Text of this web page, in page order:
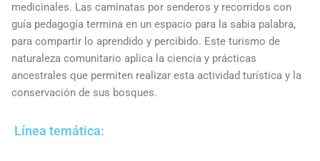
medicinales. Las caminatas por senderos y recorridos con
guía pedagogía termina en un espacio para la sabia palabra,
para compartir lo aprendido y percibido. Este turismo de
naturaleza comunitario aplica la ciencia y prácticas
ancestrales que permiten realizar esta actividad turística y la
conservación de sus bosques.
Línea temática: